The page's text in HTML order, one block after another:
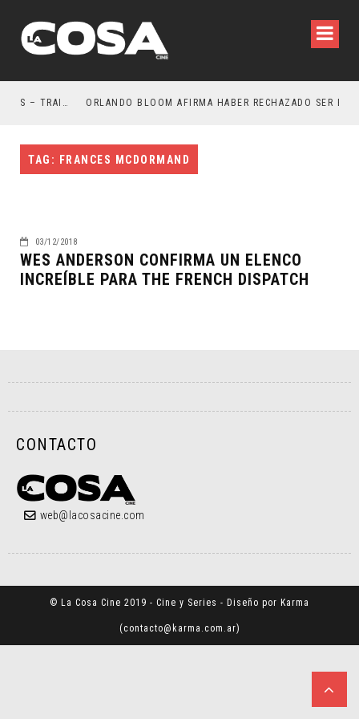
LA NOCHE DEL DEMONIO: ESTÁN ENTRE NOSOTROS – TRAILER FINAL ORLANDO BLOOM AFIRMA HABER RECHAZADO SER
TAG: FRANCES MCDORMAND
03/12/2018
WES ANDERSON CONFIRMA UN ELENCO
INCREÍBLE PARA THE FRENCH DISPATCH
CONTACTO
web@lacosacine.com
© La Cosa Cine 2019 - Cine y Series - Diseño por Karma
(contacto@karma.com.ar)